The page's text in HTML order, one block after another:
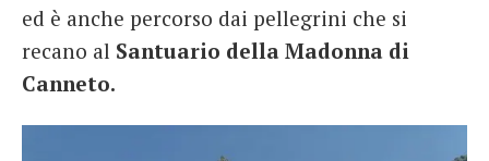
ed è anche percorso dai pellegrini che si
recano al Santuario della Madonna di
Canneto.